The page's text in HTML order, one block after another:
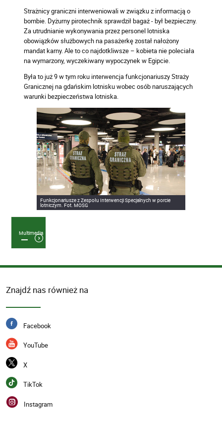
Strażnicy graniczni interweniowali w związku z informacją o
bombie. Dyżurny pirotechnik sprawdził bagaż - był bezpieczny.
Za utrudnianie wykonywania przez personel lotniska
obowiązków służbowych na pasażerkę został nałożony
mandat karny. Ale to co najdotkliwsze – kobieta nie poleciała
na wymarzony, wyczekiwany wypoczynek w Egipcie.
Była to już 9 w tym roku interwencja funkcjonariuszy Straży
Granicznej na gdańskim lotnisku wobec osób naruszających
warunki bezpieczeństwa lotniska.
Funkcjonariusze z Zespołu Interwencji Specjalnych w porcie
lotniczym. Fot. MOSG
Multimedia
Znajdź nas również na
Facebook
YouTube
X
TikTok
Instagram